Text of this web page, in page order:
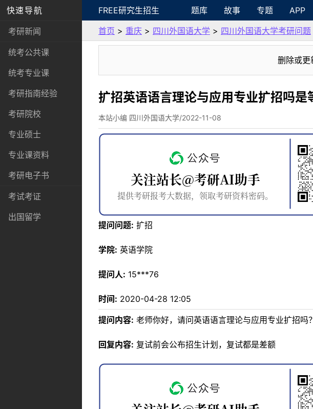
快速导航
考研新闻
统考公共课
统考专业课
考研指南经验
考研院校
专业硕士
专业课资料
考研电子书
考试考证
出国留学
FREE研究生招生 题库 故事 专题 APP
首页 > 重庆 > 四川外国语大学 > 四川外国语大学考研问题
删除或
扩招英语语言理论与应用专业扩招吗是
本站小编 四川外国语大学/2022-11-08
提问问题: 扩招
学院: 英语学院
提问人: 15***76
时间: 2020-04-28 12:05
提问内容: 老师你好，请问英语语言理论与应用专业扩招吗
回复内容: 复试前会公布招生计划，复试都是差额